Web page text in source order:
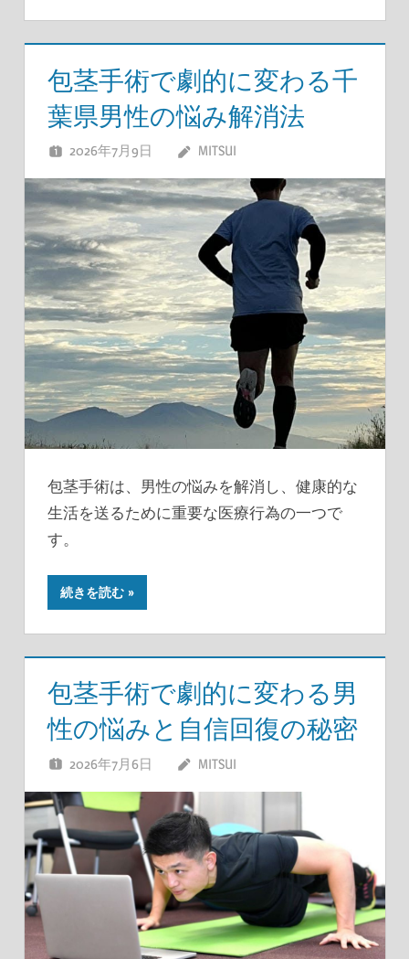
包茎手術で劇的に変わる千
葉県男性の悩み解消法
2026年7月9日 MITSUI
包茎手術は、男性の悩みを解消し、健康的な
生活を送るために重要な医療行為の一つで
す。
続きを読む
包茎手術で劇的に変わる男
性の悩みと自信回復の秘密
2026年7月6日 MITSUI